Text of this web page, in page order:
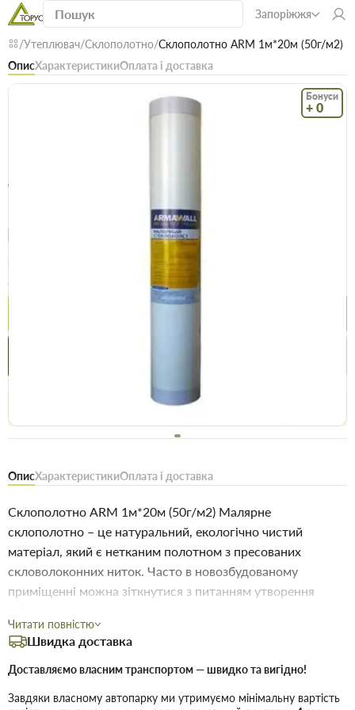
Запоріжжя
Утеплювач Склополотно Склополотно ARM 1м*20м (50г/м2)
ОписХарактеристикиОплата і доставка
Бонуси
+ 0
Склополотно ARM 1м*20м (50г/м2)
Безкоштовна доставка! Від 15000 грн єВідновлення
279.9 грн 272.9 грн
Безоплатне повернення товару 14 днів, для власників
ОписХарактеристикиОплата і доставка
Склополотно ARM 1м*20м (50г/м2) Малярне
склополотно – це натуральний, екологічно чистий
матеріал, який є нетканим полотном з пресованих
скловолоконних ниток. Часто в новозбудованому
приміщенні можна зіткнутися з питанням утворення
Купити Склополотно ARM 1м*20м (50г/м2) в Запоріжжі
магазині будівельних матеріалів Торус можна купити за низькою
час.
Читати повністю
Швидка доставка
Доставляємо власним транспортом — швидко та вигідно!
Завдяки власному автопарку ми утримуємо мінімальну вартість